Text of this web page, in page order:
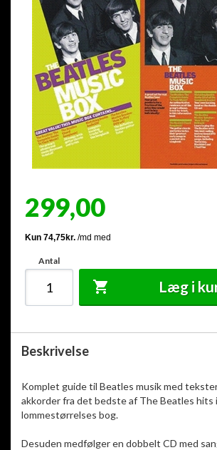
299,00
Antal
Læg i
Beskrivelse
Komplet guide til Beatles musik med
akkorder fra det bedste af The Beatles hits
lommestørrelses bog.
Desuden medfølger en dobbelt CD med